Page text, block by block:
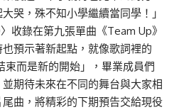
哭，殊不知小學繼續當同學！」
收錄在第九張單曲《Team Up》
預示著新起點，就像歌詞裡的
束而是新的開始」，畢業成員們
期待未來在不同的舞台與大家相
曲，將精彩的下期預告交給現役